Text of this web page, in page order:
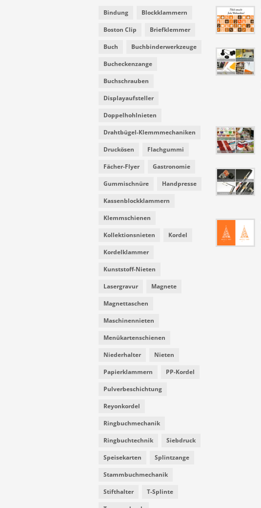
Bindung Blockklammern
Boston Clip Briefklemmer
Buch Buchbinderwerkzeuge
Bucheckenzange
Buchschrauben
Displayaufsteller
Doppelhohlnieten
Drahtbügel-Klemmmechaniken
Druckösen Flachgummi
Fächer-Flyer Gastronomie
Gummischnüre Handpresse
Kassenblockklammern
Klemmschienen
Kollektionsnieten Kordel
Kordelklammer
Kunststoff-Nieten
Lasergravur Magnete
Magnettaschen
Maschinennieten
Menükartenschienen
Niederhalter Nieten
Papierklammern PP-Kordel
Pulverbeschichtung
Reyonkordel
Ringbuchmechanik
Ringbuchtechnik Siebdruck
Speisekarten Splintzange
Stammbuchmechanik
Stifthalter T-Splinte